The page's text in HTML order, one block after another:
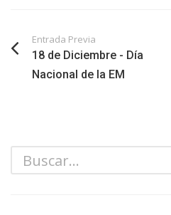
Entrada Previa
18 de Diciembre - Día
Nacional de la EM